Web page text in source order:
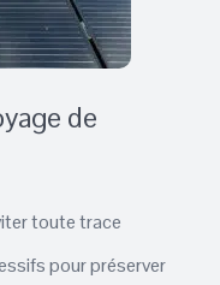
de
toute trace
pour préserver